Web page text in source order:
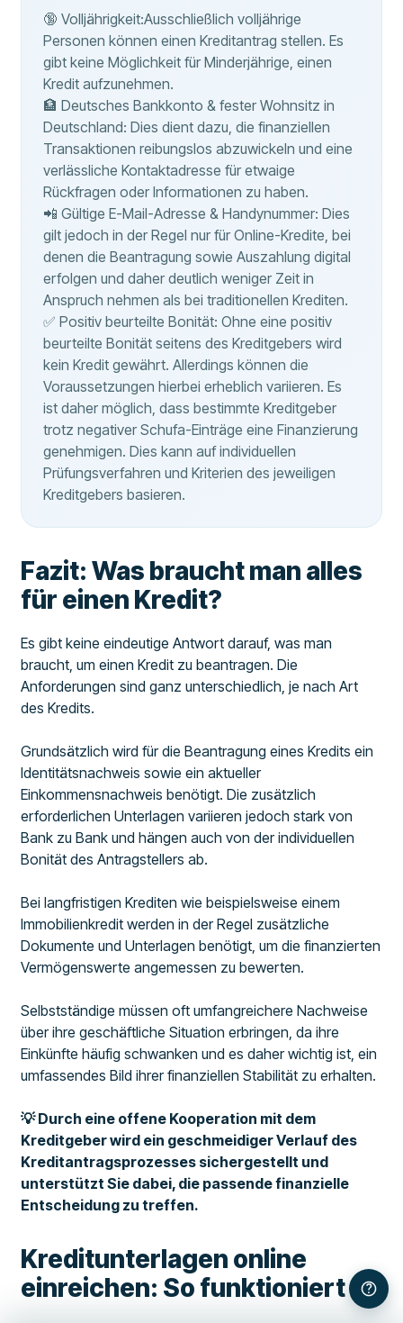
🔞 Volljährigkeit:Ausschließlich volljährige
Personen können einen Kreditantrag stellen. Es
gibt keine Möglichkeit für Minderjährige, einen
Kredit aufzunehmen.
🏦 Deutsches Bankkonto & fester Wohnsitz in
Deutschland: Dies dient dazu, die finanziellen
Transaktionen reibungslos abzuwickeln und eine
verlässliche Kontaktadresse für etwaige
Rückfragen oder Informationen zu haben.
📲 Gültige E-Mail-Adresse & Handynummer: Dies
gilt jedoch in der Regel nur für Online-Kredite, bei
denen die Beantragung sowie Auszahlung digital
erfolgen und daher deutlich weniger Zeit in
Anspruch nehmen als bei traditionellen Krediten.
✅ Positiv beurteilte Bonität: Ohne eine positiv
beurteilte Bonität seitens des Kreditgebers wird
kein Kredit gewährt. Allerdings können die
Voraussetzungen hierbei erheblich variieren. Es
ist daher möglich, dass bestimmte Kreditgeber
trotz negativer Schufa-Einträge eine Finanzierung
genehmigen. Dies kann auf individuellen
Prüfungsverfahren und Kriterien des jeweiligen
Kreditgebers basieren.
Fazit: Was braucht man alles
für einen Kredit?
Es gibt keine eindeutige Antwort darauf, was man
braucht, um einen Kredit zu beantragen. Die
Anforderungen sind ganz unterschiedlich, je nach Art
des Kredits.
Grundsätzlich wird für die Beantragung eines Kredits ein
Identitätsnachweis sowie ein aktueller
Einkommensnachweis benötigt. Die zusätzlich
erforderlichen Unterlagen variieren jedoch stark von
Bank zu Bank und hängen auch von der individuellen
Bonität des Antragstellers ab.
Bei langfristigen Krediten wie beispielsweise einem
Immobilienkredit werden in der Regel zusätzliche
Dokumente und Unterlagen benötigt, um die finanzierten
Vermögenswerte angemessen zu bewerten.
Selbstständige müssen oft umfangreichere Nachweise
über ihre geschäftliche Situation erbringen, da ihre
Einkünfte häufig schwanken und es daher wichtig ist, ein
umfassendes Bild ihrer finanziellen Stabilität zu erhalten.
💡 Durch eine offene Kooperation mit dem
Kreditgeber wird ein geschmeidiger Verlauf des
Kreditantragsprozesses sichergestellt und
unterstützt Sie dabei, die passende finanzielle
Entscheidung zu treffen.
Kreditunterlagen online
einreichen: So funktioniert es